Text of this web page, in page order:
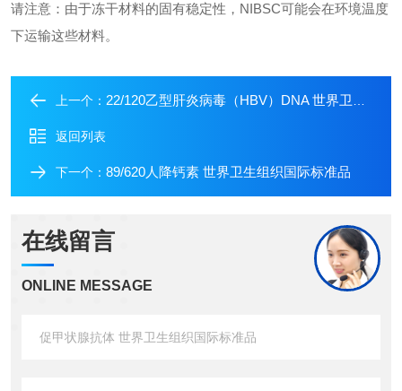
请注意：由于冻干材料的固有稳定性，NIBSC可能会在环境温度
下运输这些材料。
上一个： 22/120乙型肝炎病毒（HBV）DNA 世界卫生组织国际标准品
返回列表
下一个： 89/620人降钙素 世界卫生组织国际标准品
在线留言
ONLINE MESSAGE